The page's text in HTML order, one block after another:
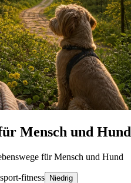
Mensch und Hund
für Mensch und Hund
sport-fitness Niedrig